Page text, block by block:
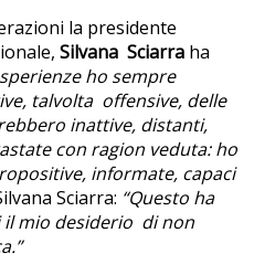
la presidente
Silvana Sciarra ha
ho sempre
talvolta offensive, delle
inattive, distanti,
con ragion veduta: ho
informate, capaci
Sciarra: “Questo ha
mio desiderio di non